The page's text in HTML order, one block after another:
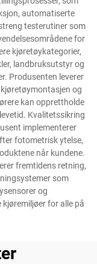
automatiserte
testerutiner som
for
kjøretøykategorier,
landbruksutstyr og
Produsenten leverer
og
kan opprettholde
Kvalitetssikring
implementerer
fotometrisk ytelse,
når kundene.
fremtidens retning,
som
og
for alle på